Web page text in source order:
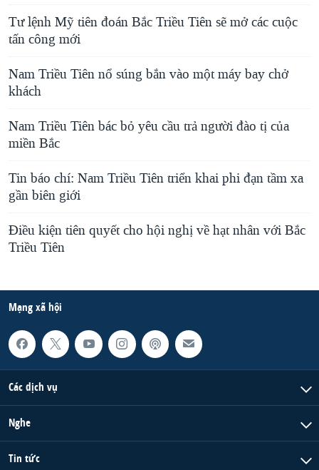
Tư lệnh Mỹ tiên đoán Bắc Triều Tiên sẽ mở các cuộc
tấn công mới
Nam Triều Tiên nổ súng bắn vào một máy bay chở
khách
Nam Triều Tiên bác bỏ yêu cầu trả người đào tị của
miền Bắc
Tin báo chí: Nam Triều Tiên triển khai phi đạn tầm xa
gần biên giới
Điều kiện tiên quyết cho hội nghị về hạt nhân với Bắc
Triều Tiên
Mạng xã hội
Các dịch vụ
Nghe
Tin tức